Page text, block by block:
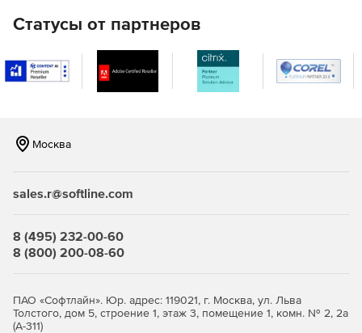
Статусы от партнеров
Москва
sales.r@softline.com
8 (495) 232-00-60
8 (800) 200-08-60
ПАО «Софтлайн». Юр. адрес: 119021, г. Москва, ул. Льва
Толстого, дом 5, строение 1, этаж 3, помещение 1, комн. № 2, 2а
(А-311)